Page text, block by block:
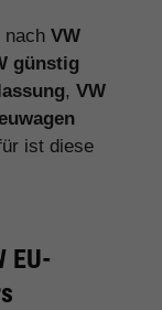
nach VW
günstig
, VW
ist diese
EU-